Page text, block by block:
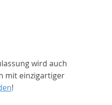
wird auch
mit einzigartiger
!